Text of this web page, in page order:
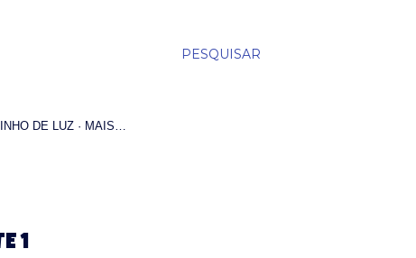
PESQUISAR
DE LUZ MAIS…
1